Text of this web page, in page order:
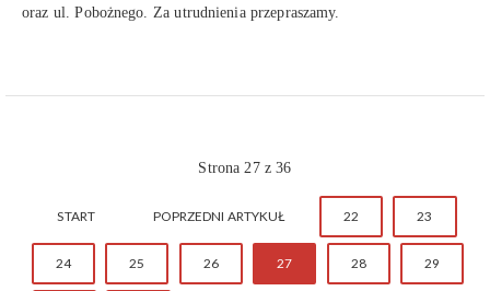
oraz ul. Pobożnego. Za utrudnienia przepraszamy.
Strona 27 z 36
START POPRZEDNI ARTYKUŁ 22 23
24 25 26 27 28 29